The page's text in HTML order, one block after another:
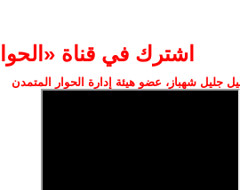
اشترك في قناة
جليل شهباز، عضو هيئة إدارة الحوار المتمدن